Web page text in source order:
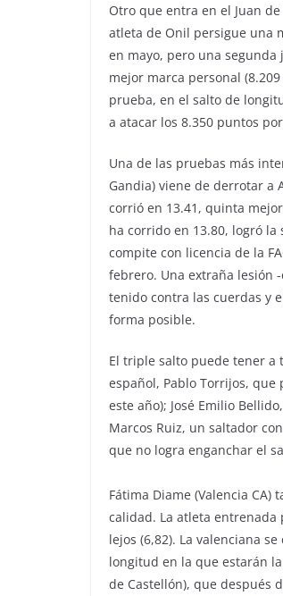
Otro que entra en el Juan de
atleta de Onil persigue una
en mayo, pero una
mejor marca personal
prueba, en el salto de
a atacar los 8.350 puntos
Una de las pruebas más
Gandia) viene de derrotar
corrió en 13.41, quinta
ha corrido en 13.80, logró
compite con licencia de la
febrero. Una extraña lesión
tenido contra las cuerdas y
forma posible.
El triple salto puede tener a
español, Pablo Torrijos,
este año); José Emilio
Marcos Ruiz, un saltador
que no logra enganchar el
Fátima Diame (Valencia
calidad. La atleta entrenada
lejos (6,82). La valenciana
longitud en la que estarán la
de Castellón), que después